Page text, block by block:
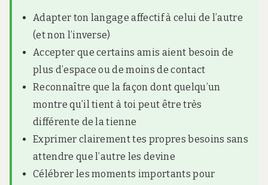
Adapter ton langage affectif à celui de l’autre
(et non l’inverse)
Accepter que certains amis aient besoin de
plus d’espace ou de moins de contact
Reconnaître que la façon dont quelqu’un
montre qu’il tient à toi peut être très
différente de la tienne
Exprimer clairement tes propres besoins sans
attendre que l’autre les devine
Célébrer les moments importants pour